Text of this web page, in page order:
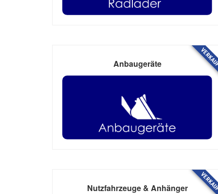
Anbaugeräte
Nutzfahrzeuge & Anhänger